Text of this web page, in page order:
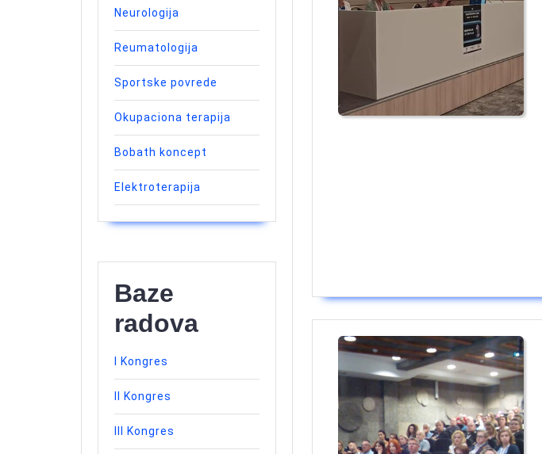
Neurologija
Reumatologija
Sportske povrede
Okupaciona terapija
Bobath koncept
Elektroterapija
Baze
radova
I Kongres
II Kongres
III Kongres